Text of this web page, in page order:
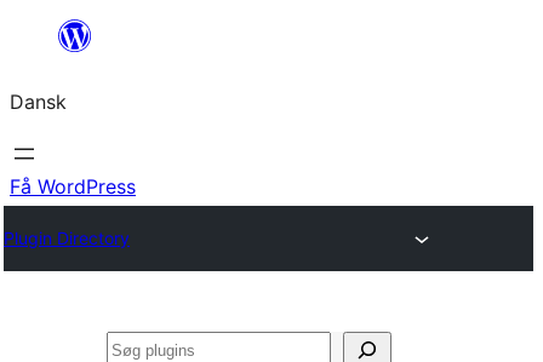
Spring
indhold
Dansk
Få WordPress
Plugin Directory
Søg